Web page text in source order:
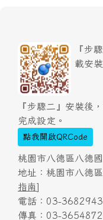
『步
載安
『步驟二』安裝後
完成設定。
點我開啟QRCode
桃園市八德區八德
地址：桃園市八德
指南]
電話：03-3682943
傳真：03-3654872